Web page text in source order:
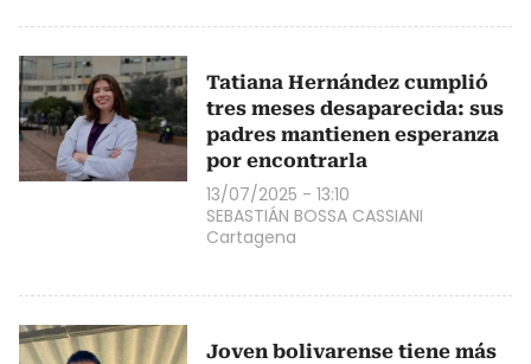
Tatiana Hernández cumplió
tres meses desaparecida: sus
padres mantienen esperanza
por encontrarla
13/07/2025 - 13:10
SEBASTIÁN BOSSA CASSIANI
Cartagena
Joven bolivarense tiene más